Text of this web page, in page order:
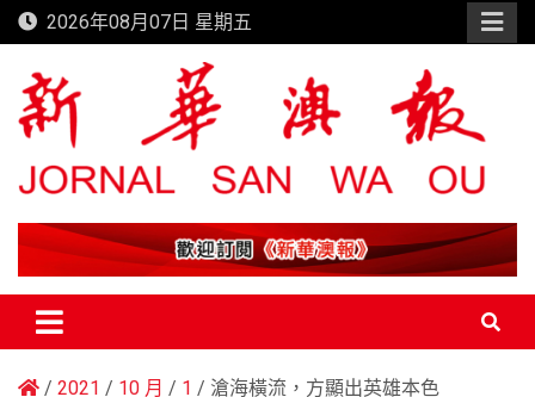
Skip
to
content
2026年08月07日 星期五
新華澳報
2021 10 月 1 滄海橫流，方顯出英雄本色